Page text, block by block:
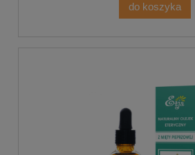
do koszyka